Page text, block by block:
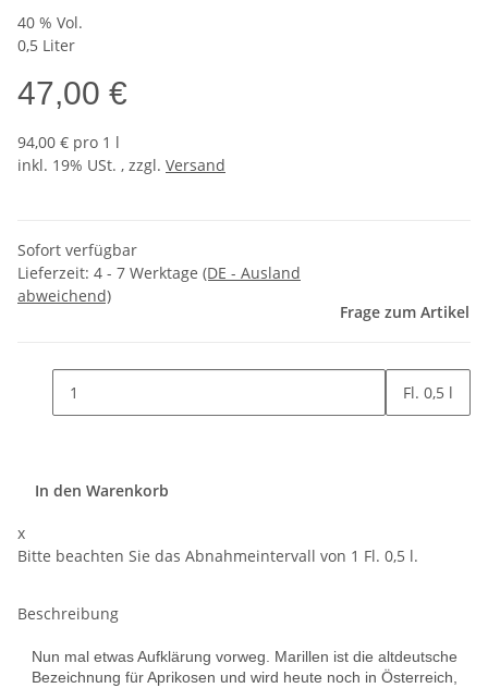
40 % Vol.
0,5 Liter
47,00 €
94,00 € pro 1 l
inkl. 19% USt. , zzgl. Versand
Sofort verfügbar
Lieferzeit: 4 - 7 Werktage (DE - Ausland
abweichend)
Frage zum Artikel
Fl. 0,5 l
In den Warenkorb
x
Bitte beachten Sie das Abnahmeintervall von 1 Fl. 0,5 l.
Beschreibung
Nun mal etwas Aufklärung vorweg. Marillen ist die altdeutsche
Bezeichnung für Aprikosen und wird heute noch in Österreich,